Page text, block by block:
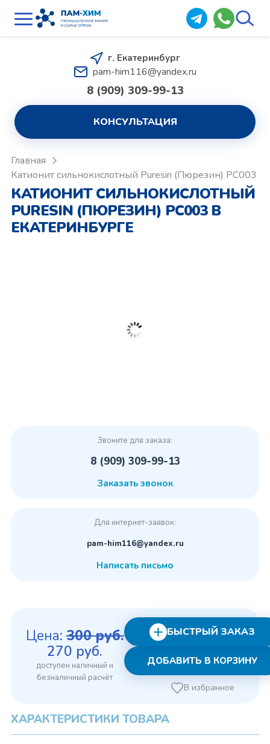
г. Екатеринбург
pam-him116@yandex.ru
8 (909) 309-99-13
КОНСУЛЬТАЦИЯ
Главная
Катионит сильнокислотный Puresin (Пюрезин) PC003
КАТИОНИТ СИЛЬНОКИСЛОТНЫЙ
PURESIN (ПЮРЕЗИН) PC003 В
ЕКАТЕРИНБУРГЕ
Звоните для заказа:
8 (909) 309-99-13
Заказать звонок
Для интернет-заявок:
pam-him116@yandex.ru
Написать письмо
Цена: 300руб.
Первоначальная
цена
составляла
270 руб. Текущая
цена:
270 руб..
ДОБАВИТЬ В КОРЗИНУ
БЫСТРЫЙ ЗАКАЗ
В избранное
ХАРАКТЕРИСТИКИ ТОВАРА